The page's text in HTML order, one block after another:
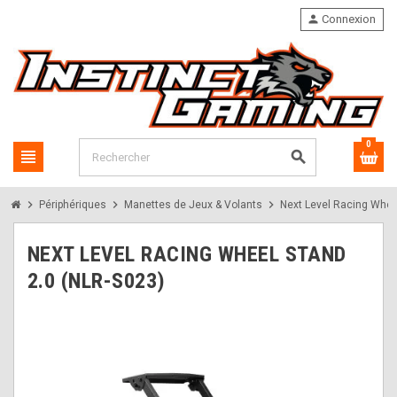
view_headline search
person Connexion
0
chevron_right Périphériques chevron_right Manettes de Jeux & Volants chevron_right Next Level Racing
NEXT LEVEL RACING WHEEL STAND
2.0 (NLR-S023)